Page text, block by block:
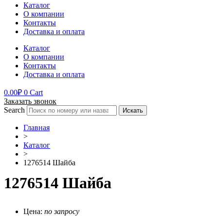
Каталог
О компании
Контакты
Доставка и оплата
Каталог
О компании
Контакты
Доставка и оплата
0.00₽ 0 Cart
Заказать звонок
Search
Искать
Главная
>
Каталог
>
1276514 Шайба
1276514 Шайба
Цена: по запросу